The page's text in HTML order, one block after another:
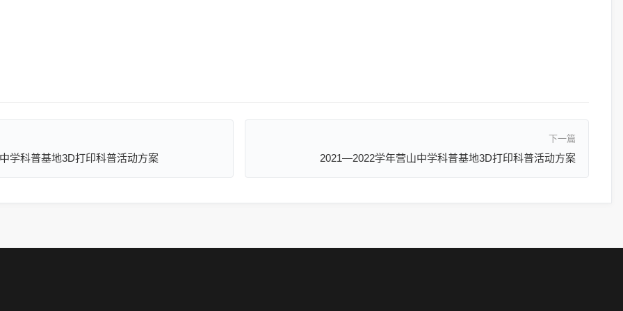
学科普基地3D打印科普活动方案
下一篇
2021—2022学年营山中学科普基地3D打印科普活动方案